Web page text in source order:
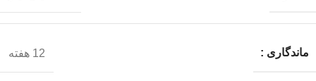
ماندگاری : 12 هفته